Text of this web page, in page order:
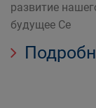
развитие
будущее Се